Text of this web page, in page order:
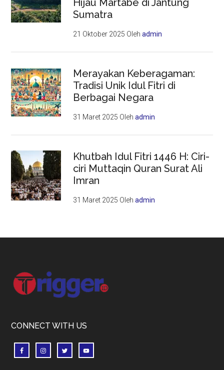
Hijau Martabe di Jantung
Sumatra
21 Oktober 2025 Olehadmin
Merayakan Keberagaman:
Tradisi Unik Idul Fitri di
Berbagai Negara
31 Maret 2025 Olehadmin
Khutbah Idul Fitri 1446 H: Ciri-
ciri Muttaqin Quran Surat Ali
Imran
31 Maret 2025 Olehadmin
Footer
CONNECT WITH US